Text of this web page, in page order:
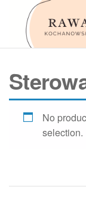
Przejdź
No
selection.